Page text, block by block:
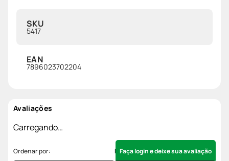
SKU
5417
EAN
7896023702204
Avaliações
Carregando…
Faça login e deixe sua avaliação